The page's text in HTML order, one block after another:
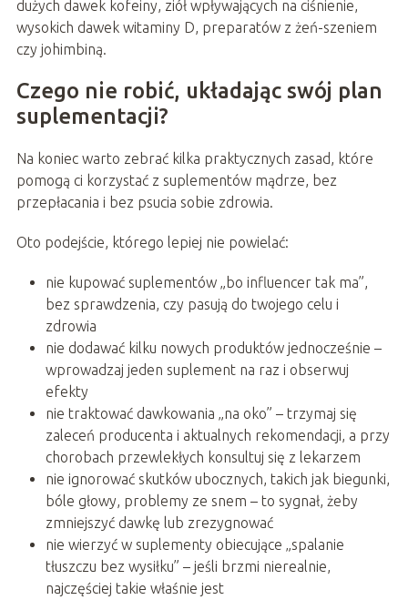
dużych dawek kofeiny, ziół wpływających na ciśnienie,
wysokich dawek witaminy D, preparatów z żeń-szeniem
czy johimbiną.
Czego nie robić, układając swój plan
suplementacji?
Na koniec warto zebrać kilka praktycznych zasad, które
pomogą ci korzystać z suplementów mądrze, bez
przepłacania i bez psucia sobie zdrowia.
Oto podejście, którego lepiej nie powielać:
nie kupować suplementów „bo influencer tak ma”,
bez sprawdzenia, czy pasują do twojego celu i
zdrowia
nie dodawać kilku nowych produktów jednocześnie –
wprowadzaj jeden suplement na raz i obserwuj
efekty
nie traktować dawkowania „na oko” – trzymaj się
zaleceń producenta i aktualnych rekomendacji, a przy
chorobach przewlekłych konsultuj się z lekarzem
nie ignorować skutków ubocznych, takich jak biegunki,
bóle głowy, problemy ze snem – to sygnał, żeby
zmniejszyć dawkę lub zrezygnować
nie wierzyć w suplementy obiecujące „spalanie
tłuszczu bez wysiłku” – jeśli brzmi nierealnie,
najczęściej takie właśnie jest